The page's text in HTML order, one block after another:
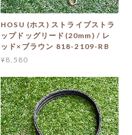
HOSU (ホス) ストライプストラ
ップドッグリード(20mm) / レ
ッド×ブラウン 818-2109-RB
¥8,580